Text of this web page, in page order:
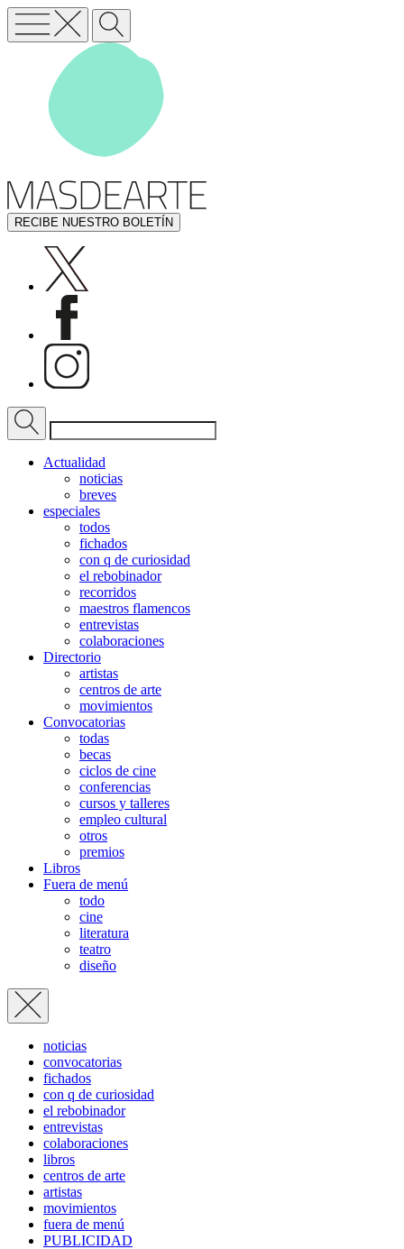
RECIBE NUESTRO BOLETÍN
Actualidad
noticias
breves
especiales
todos
fichados
con q de curiosidad
el rebobinador
recorridos
maestros flamencos
entrevistas
colaboraciones
Directorio
artistas
centros de arte
movimientos
Convocatorias
todas
becas
ciclos de cine
conferencias
cursos y talleres
empleo cultural
otros
premios
Libros
Fuera de menú
todo
cine
literatura
teatro
diseño
noticias
convocatorias
fichados
con q de curiosidad
el rebobinador
entrevistas
colaboraciones
libros
centros de arte
artistas
movimientos
fuera de menú
PUBLICIDAD